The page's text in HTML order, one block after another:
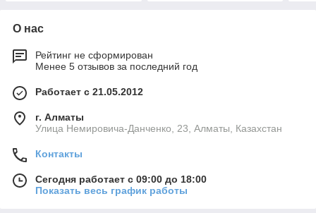
О нас
Рейтинг не сформирован
Менее 5 отзывов за последний год
Работает с 21.05.2012
г. Алматы
Улица Немировича-Данченко, 23, Алматы, Казахстан
Контакты
Сегодня работает с 09:00 до 18:00
Показать весь график работы